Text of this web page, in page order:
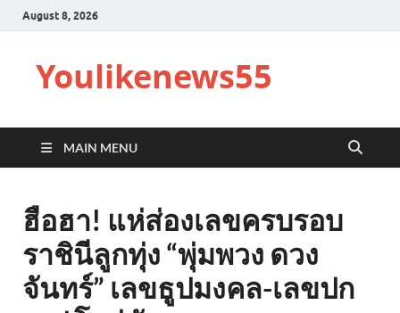
August 8, 2026
Youlikenews55
MAIN MENU
ฮือฮา! แห่ส่องเลขครบรอบ
ราชินีลูกทุ่ง “พุ่มพวง ดวง
จันทร์” เลขธูปมงคล-เลขปก